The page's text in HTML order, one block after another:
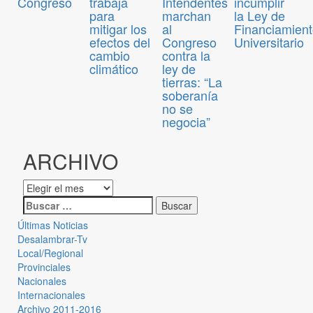
para
mitigar los
efectos del
cambio
climático
marchan
al
Congreso
contra la
ley de
tierras: “La
soberanía
no se
negocia”
la Ley de
Universitario
ARCHIVO
Últimas Noticias
Desalambrar-Tv
Local/Regional
Provinciales
Nacionales
Internacionales
Archivo 2011-2016